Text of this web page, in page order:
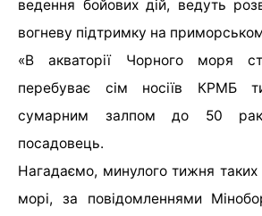
ведення бойових дій, ведуть
вогневу підтримку на
«В акваторії Чорного моря
перебуває сім носіїв КРМБ
сумарним залпом до 50
посадовець.
Нагадаємо, минулого тижня таких
морі, за повідомленнями